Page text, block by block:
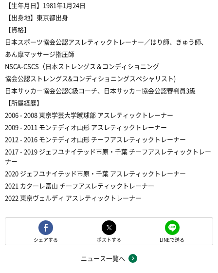
【生年月日】 1981年1月24日
【出身地】 東京都出身
【資格】
日本スポーツ協会公認アスレティックトレーナー／はり師、きゅう師、
あん摩マッサージ指圧師
NSCA-CSCS（日本ストレングス＆コンディショニング
協会公認ストレングス&コンディショニングスペシャリスト)
日本サッカー協会公認C級コーチ、日本サッカー協会公認審判員3級
【所属経歴】
2006 - 2008 東京学芸大学蹴球部 アスレティックトレーナー
2009 - 2011 モンテディオ山形 アスレティックトレーナー
2012 - 2016 モンテディオ山形 チーフアスレティックトレーナー
2017 - 2019 ジェフユナイテッド市原・千葉 チーフアスレティックトレー
ナー
2020 ジェフユナイテッド市原・千葉 アスレティックトレーナー
2021 カターレ富山 チーフアスレティックトレーナー
2022 東京ヴェルディ アスレティックトレーナー
シェアする ポストする LINEで送る
ニュース一覧へ